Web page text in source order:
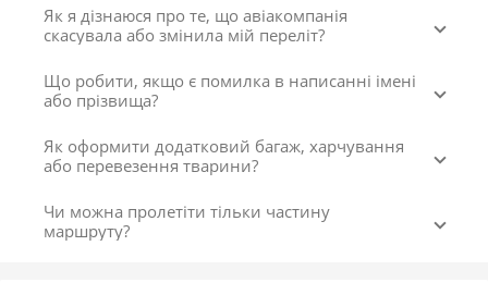
Як я дізнаюся про те, що авіакомпанія
скасувала або змінила мій переліт?
Що робити, якщо є помилка в написанні імені
або прізвища?
Як оформити додатковий багаж, харчування
або перевезення тварини?
Чи можна пролетіти тільки частину
маршруту?